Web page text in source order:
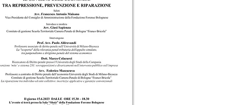
suo
(Cass.